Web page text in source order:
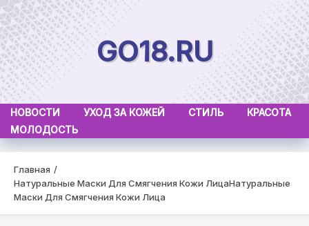
Skip
to
content
GO18.RU
НОВОСТИ УХОД ЗА КОЖЕЙ СТИЛЬ
КРАСОТА
МОЛОДОСТЬ
Главная
Натуральные Маски Для Смягчения Кожи ЛицаНатуральные
Маски Для Смягчения Кожи Лица